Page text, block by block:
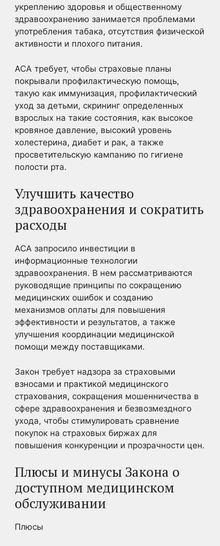
укреплению здоровья и общественному
здравоохранению занимается проблемами
употребления табака, отсутствия физической
активности и плохого питания.
ACA требует, чтобы страховые планы
покрывали профилактическую помощь,
такую как иммунизация, профилактический
уход за детьми, скрининг определенных
взрослых на такие состояния, как высокое
кровяное давление, высокий уровень
холестерина, диабет и рак, а также
просветительскую кампанию по гигиене
полости рта.
Улучшить качество
здравоохранения и сократить
расходы
ACA запросило инвестиции в
информационные технологии
здравоохранения. В нем рассматриваются
руководящие принципы по сокращению
медицинских ошибок и созданию
механизмов оплаты для повышения
эффективности и результатов, а также
улучшения координации медицинской
помощи между поставщиками.
Закон требует надзора за страховыми
взносами и практикой медицинского
страхования, сокращения мошенничества в
сфере здравоохранения и безвозмездного
ухода, чтобы стимулировать сравнение
покупок на страховых биржах для
повышения конкуренции и прозрачности цен.
Плюсы и минусы Закона о
доступном медицинском
обслуживании
Плюсы